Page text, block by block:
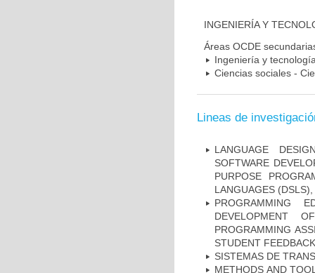
INGENIERÍA Y
Áreas OCDE
Ingeniería y
Ciencias sociales -
Lineas de
LANGUAGE
SOFTWARE
PURPOSE
LANGUAGES
PROGRAMMING
DEVELOPMENT
PROGRAMMING
STUDENT
SISTEMAS DE
METHODS AND